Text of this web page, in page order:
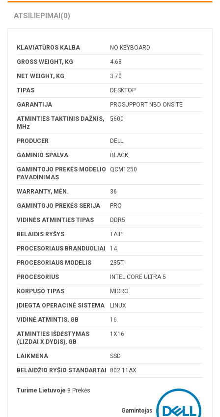
ATSILIEPIMAI(0)
KLAVIATŪROS KALBA NO KEYBOARD
GROSS WEIGHT, KG 4.68
NET WEIGHT, KG 3.70
TIPAS DESKTOP
GARANTIJA PROSUPPORT NBD ONSITE
ATMINTIES TAKTINIS DAŽNIS,
MHz
5600
PRODUCER DELL
GAMINIO SPALVA BLACK
GAMINTOJO PREKĖS MODELIO
PAVADINIMAS
QCM1250
WARRANTY, MĖN. 36
GAMINTOJO PREKĖS SERIJA PRO
VIDINĖS ATMINTIES TIPAS DDR5
BELAIDIS RYŠYS TAIP
PROCESORIAUS BRANDUOLIAI 14
PROCESORIAUS MODELIS 235T
PROCESORIUS INTEL CORE ULTRA 5
KORPUSO TIPAS MICRO
ĮDIEGTA OPERACINĖ SISTEMA LINUX
VIDINĖ ATMINTIS, GB 16
ATMINTIES IŠDĖSTYMAS
(LIZDAI X DYDIS), GB
1X16
LAIKMENA SSD
BELAIDŽIO RYŠIO STANDARTAI 802.11AX
Gamintojas
Turime Lietuvoje 8 Prekės